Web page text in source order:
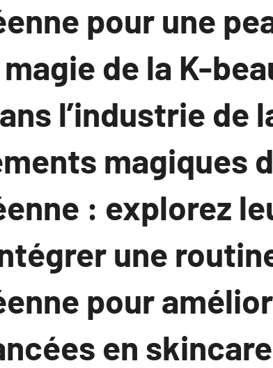
pour une
de la K-
l’industrie de
magiques
: explorez
une
pour
en